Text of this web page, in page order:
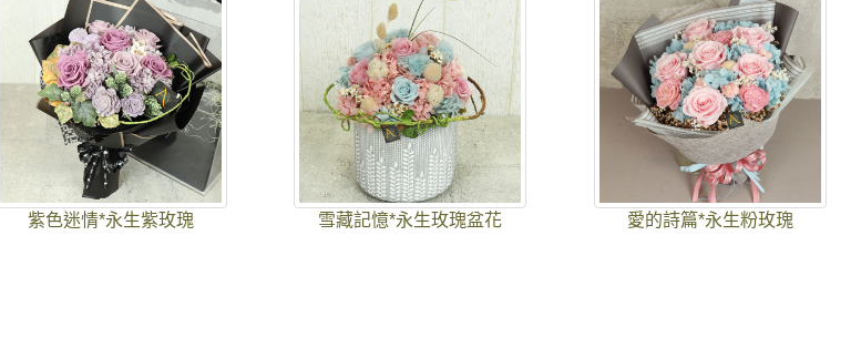
紫色迷情*永生紫玫瑰 雪藏記憶*永生玫瑰盆花 愛的詩篇*永生粉玫瑰